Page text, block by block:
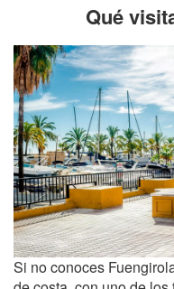
Qué
Si no conoces